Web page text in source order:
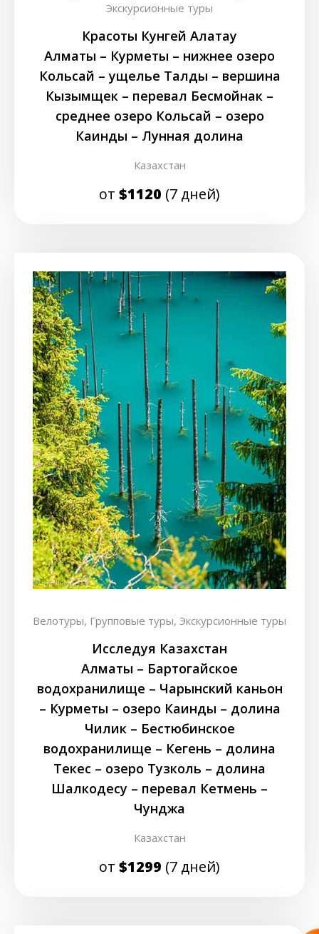
Экскурсионные туры
Красоты Кунгей Алатау
Алматы – Курметы – нижнее озеро
Кольсай – ущелье Талды – вершина
Кызымщек – перевал Бесмойнак –
среднее озеро Кольсай – озеро
Каинды – Лунная долина
Казахстан
от $1120 (7 дней)
Велотуры, Групповые туры, Экскурсионные туры
Исследуя Казахстан
Алматы – Бартогайское
водохранилище – Чарынский каньон
– Курметы – озеро Каинды – долина
Чилик – Бестюбинское
водохранилище – Кегень – долина
Текес – озеро Тузколь – долина
Шалкодесу – перевал Кетмень –
Чунджа
Казахстан
от $1299 (7 дней)